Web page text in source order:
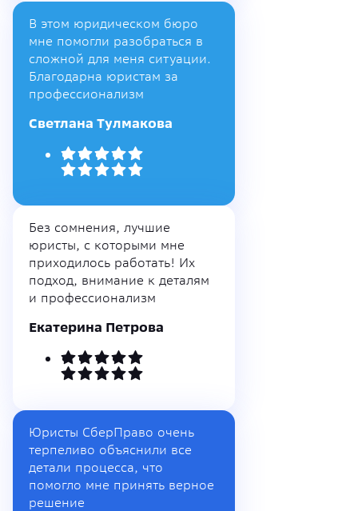
В этом юридическом бюро
мне помогли разобраться в
сложной для меня ситуации.
Благодарна юристам за
профессионализм
Светлана Тулмакова
Без сомнения, лучшие
юристы, с которыми мне
приходилось работать! Их
подход, внимание к деталям
и профессионализм
Екатерина Петрова
Юристы СберПраво очень
терпеливо объяснили все
детали процесса, что
помогло мне принять верное
решение